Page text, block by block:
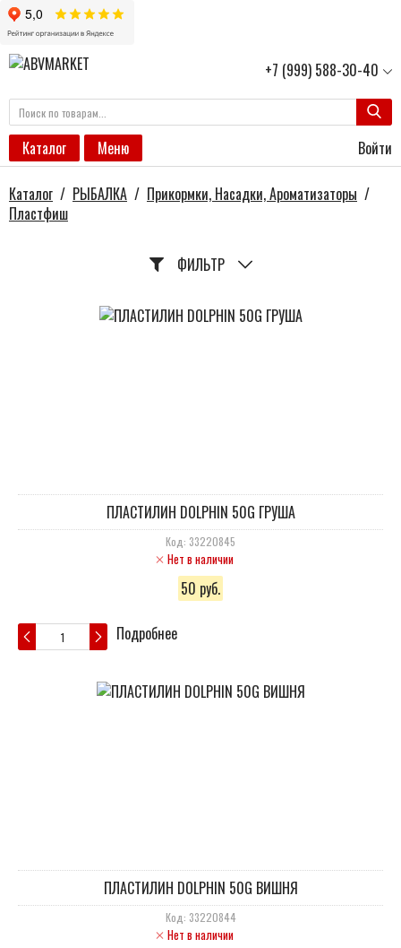
+7 (999) 588-30-40
Каталог Меню Войти
Каталог / РЫБАЛКА / Прикормки, Насадки, Ароматизаторы /
Пластфиш
ФИЛЬТР
ПЛАСТИЛИН DOLPHIN 50G ГРУША
Код: 33220845
Нет в наличии
50 руб.
Подробнее
ПЛАСТИЛИН DOLPHIN 50G ВИШНЯ
Код: 33220844
Нет в наличии